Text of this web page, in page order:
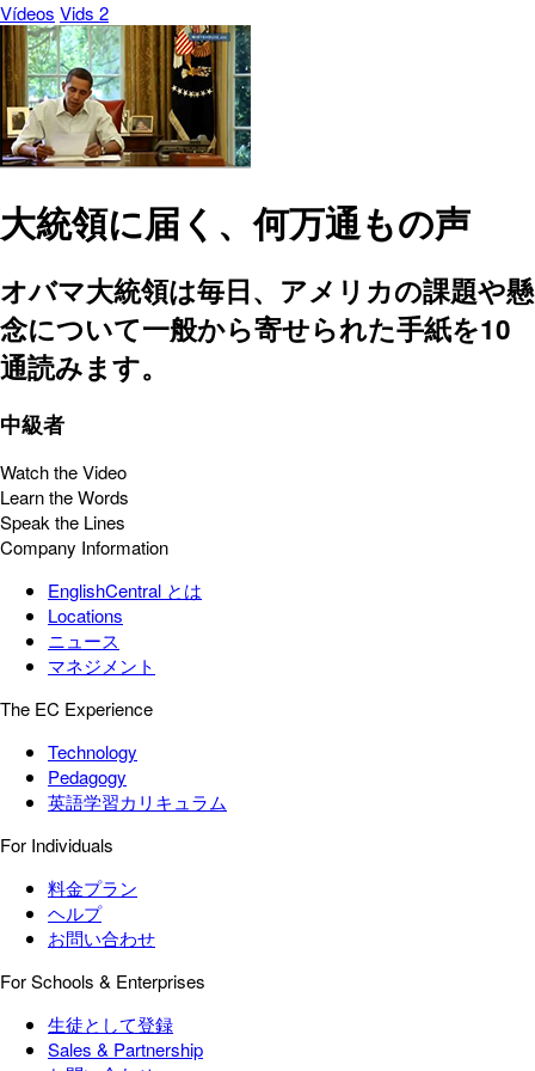
Vídeos Vids 2
大統領に届く、何万通もの声
オバマ大統領は毎日、アメリカの課題や懸
念について一般から寄せられた手紙を10
通読みます。
中級者
Watch the Video
Learn the Words
Speak the Lines
Company Information
EnglishCentral とは
Locations
ニュース
マネジメント
The EC Experience
Technology
Pedagogy
英語学習カリキュラム
For Individuals
料金プラン
ヘルプ
お問い合わせ
For Schools & Enterprises
生徒として登録
Sales & Partnership